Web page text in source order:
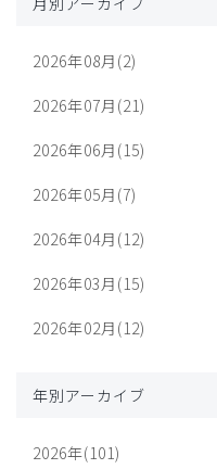
2026年08月(2)
2026年07月(21)
2026年06月(15)
2026年05月(7)
2026年04月(12)
2026年03月(15)
2026年02月(12)
年別アーカイブ
2026年(101)